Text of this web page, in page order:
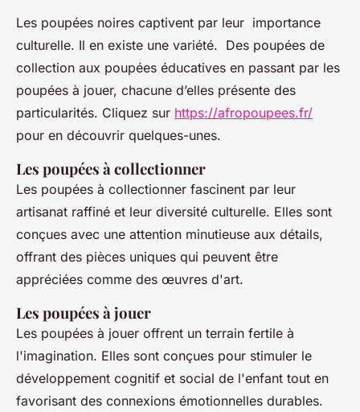
Les poupées noires captivent par leur importance
culturelle. Il en existe une variété. Des poupées de
collection aux poupées éducatives en passant par les
poupées à jouer, chacune d’elles présente des
particularités. Cliquez sur https://afropoupees.fr/
pour en découvrir quelques-unes.
Les poupées à collectionner
Les poupées à collectionner fascinent par leur
artisanat raffiné et leur diversité culturelle. Elles sont
conçues avec une attention minutieuse aux détails,
offrant des pièces uniques qui peuvent être
appréciées comme des œuvres d'art.
Les poupées à jouer
Les poupées à jouer offrent un terrain fertile à
l'imagination. Elles sont conçues pour stimuler le
développement cognitif et social de l'enfant tout en
favorisant des connexions émotionnelles durables.